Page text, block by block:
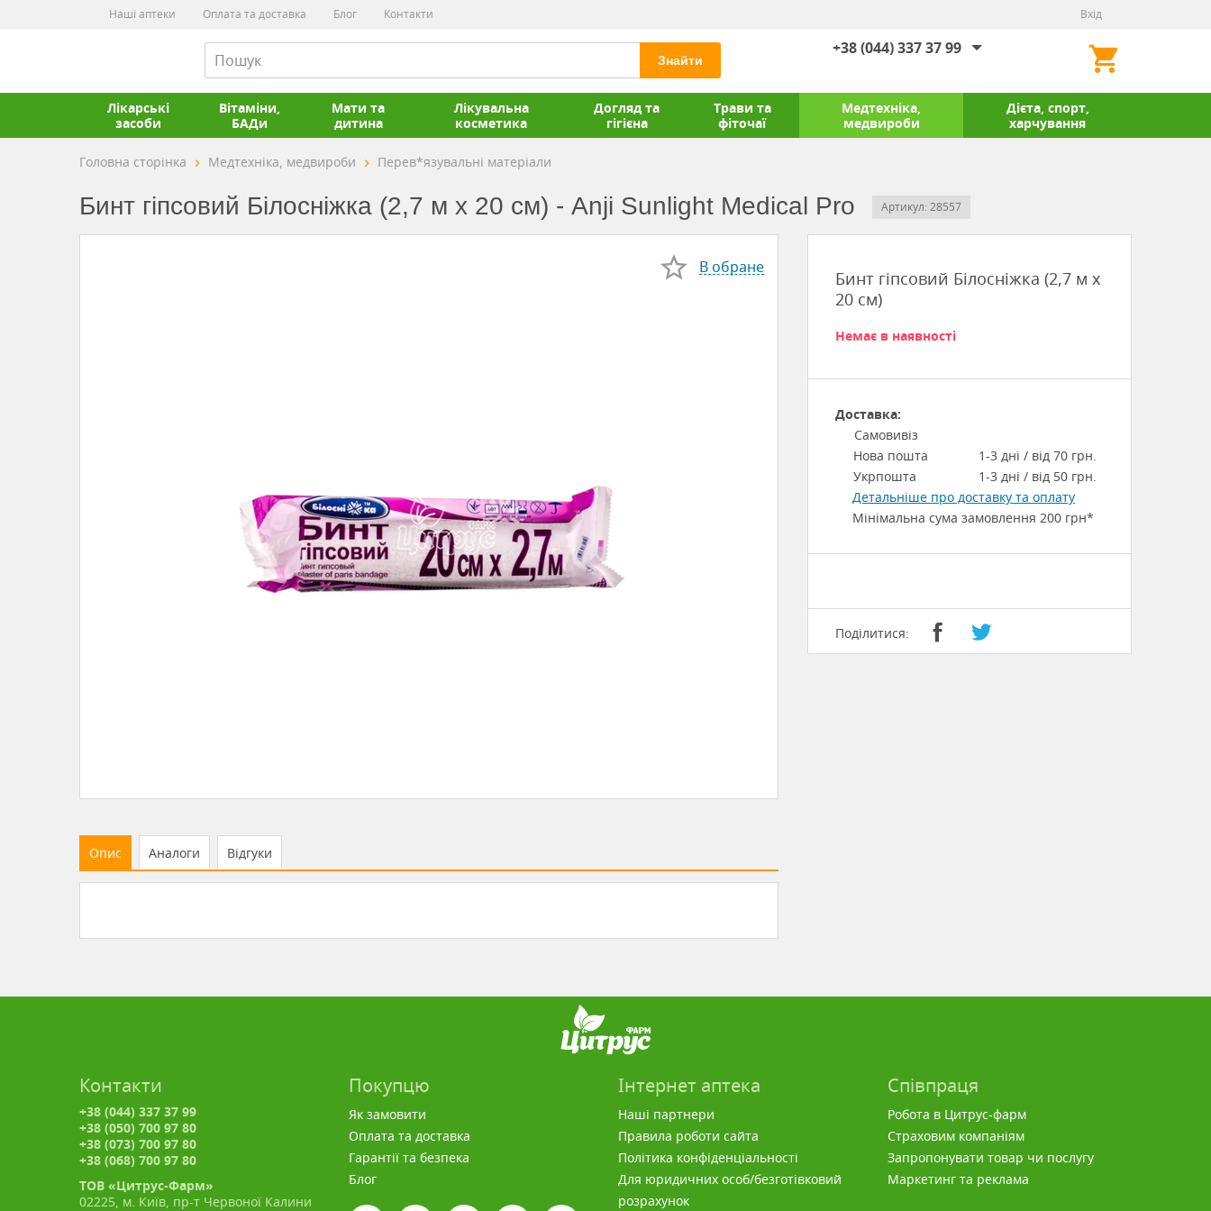
Вхід
Наші аптеки Оплата та доставка Блог Контакти
+38 (044) 337 37 99
Знайти
Лікарські
засоби
Вітаміни,
БАДи
Мати та
дитина
Лікувальна
косметика
Догляд та
гігієна
Трави та
фіточаї
Медтехніка,
медвироби
Дієта, спорт,
харчування
Головна сторінка Медтехніка, медвироби Перев*язувальні матеріали
Бинт гіпсовий Білосніжка (2,7 м x 20 см) - Anji Sunlight Medical Pro Артикул: 28557
В обране
Бинт гіпсовий Білосніжка (2,7 м x
20 см)
Немає в наявності
Доставка:
Самовивіз
Нова пошта
1-3 дні / від 70 грн.
Укрпошта
1-3 дні / від 50 грн.
Детальніше про доставку та оплату
Мінімальна сума замовлення 200 грн*
Поділитися:
Опис Аналоги Відгуки
Контакти
+38 (044) 337 37 99
+38 (050) 700 97 80
+38 (073) 700 97 80
+38 (068) 700 97 80
ТОВ «Цитрус-Фарм»
02225, м. Київ, пр-т Червоної Калини
Покупцю
Як замовити
Оплата та доставка
Гарантії та безпека
Блог
Інтернет аптека
Наші партнери
Правила роботи сайта
Політика конфіденціальності
Для юридичних особ/безготівковий
розрахунок
Співпраця
Робота в Цитрус-фарм
Страховим компаніям
Запропонувати товар чи послугу
Маркетинг та реклама